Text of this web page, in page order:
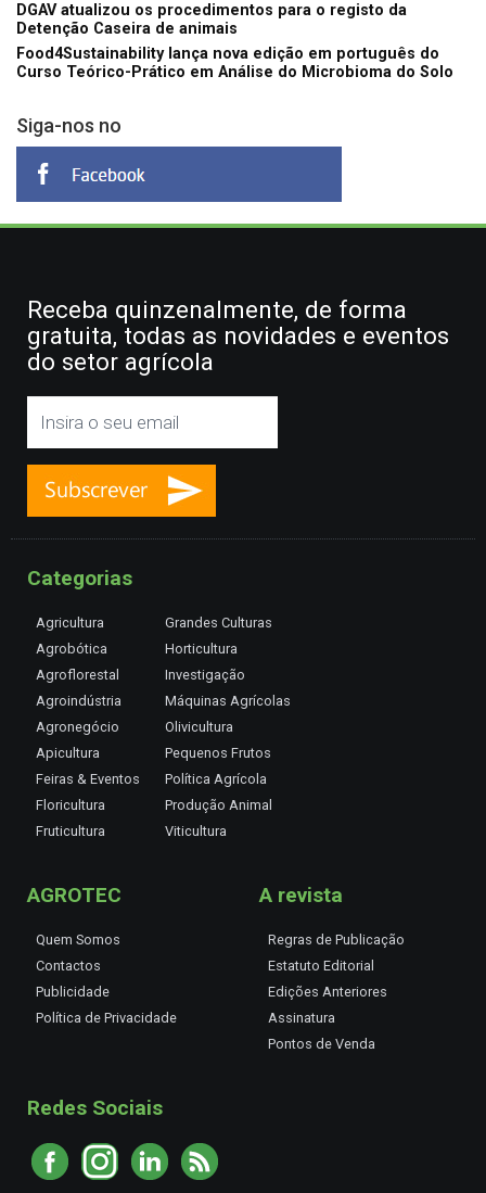
DGAV atualizou os procedimentos para o registo da
Detenção Caseira de animais
Food4Sustainability lança nova edição em português do
Curso Teórico-Prático em Análise do Microbioma do Solo
Siga-nos no
Receba quinzenalmente, de forma
gratuita, todas as novidades e eventos
do setor agrícola
Categorias
Agricultura
Agrobótica
Agroflorestal
Agroindústria
Agronegócio
Apicultura
Feiras & Eventos
Floricultura
Fruticultura
Grandes Culturas
Horticultura
Investigação
Máquinas Agrícolas
Olivicultura
Pequenos Frutos
Política Agrícola
Produção Animal
Viticultura
AGROTEC
Quem Somos
Contactos
Publicidade
Política de Privacidade
A revista
Regras de Publicação
Estatuto Editorial
Edições Anteriores
Assinatura
Pontos de Venda
Redes Sociais